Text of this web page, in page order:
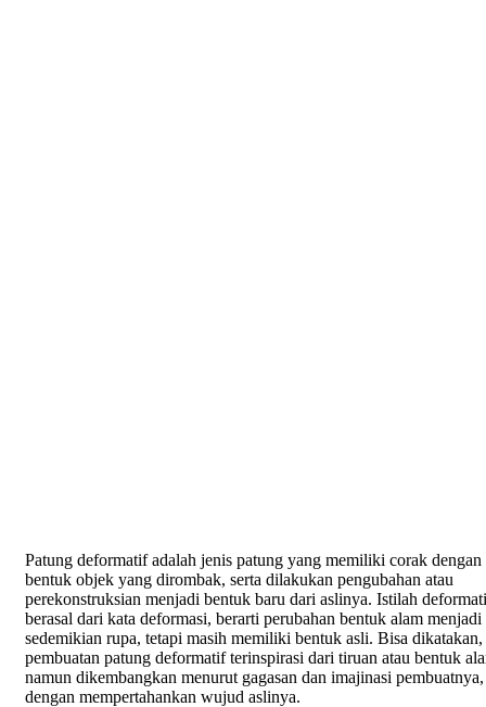
Patung deformatif adalah jenis patung yang memiliki corak dengan
bentuk objek yang dirombak, serta dilakukan pengubahan atau
perekonstruksian menjadi bentuk baru dari aslinya. Istilah
berasal dari kata deformasi, berarti perubahan bentuk alam menjadi
sedemikian rupa, tetapi masih memiliki bentuk asli. Bisa dikatakan,
pembuatan patung deformatif terinspirasi dari tiruan atau bentuk
namun dikembangkan menurut gagasan dan imajinasi pembuatnya,
dengan mempertahankan wujud aslinya.